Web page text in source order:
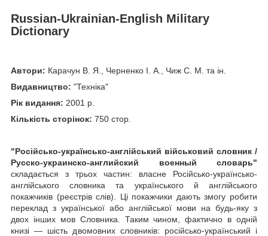
Russian-Ukrainian-English Military
Dictionary
Автори: Карачун В. Я., Черненко І. А., Чиж С. М. та ін.
Видавництво: "Техніка"
Рік видання: 2001 р.
Кількість сторінок: 750 стор.
"Російсько-українсько-англійський військовий словник /
Русско-украинско-английский военный словарь"
складається з трьох частин: власне Російсько-українсько-
англійського словника та українського й англійського
покажчиків (реєстрів слів). Ці покажчики дають змогу робити
переклад з української або англійської мови на будь-яку з
двох інших мов Словника. Таким чином, фактично в одній
книзі — шість двомовних словників: російсько-український і